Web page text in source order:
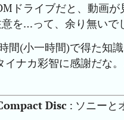
ドライブだと、動画
を…って、余り無いで
間(小一時間)で得た知
イナカ彩智に感謝だな
Disc : ソニーと